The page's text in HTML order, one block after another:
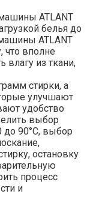
ATLANT
белья до
ATLANT
что вполне
влагу из ткани,
стирки, а
улучшают
удобство
выбор
до 90°С, выбор
остановку
процесс
и